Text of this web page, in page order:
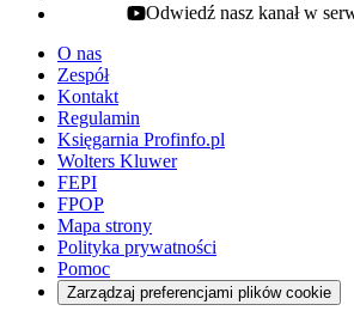
youtube - otwiera się w nowej karcie
Odwiedź nasz kanał w
O nas
Zespół
Kontakt
Regulamin
Księgarnia Profinfo.pl
Wolters Kluwer
FEPI
FPOP
Mapa strony
Polityka prywatności
Pomoc
Zarządzaj preferencjami plików cookie